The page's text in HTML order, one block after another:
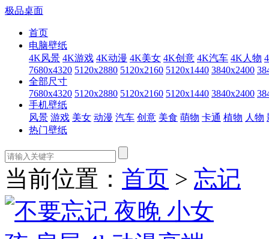
极品桌面
首页
电脑壁纸
4K风景 4K游戏 4K动漫 4K美女 4K创意 4K汽车 4K人物
7680x4320 5120x2880 5120x2160 5120x1440 3840x2400
全部尺寸
7680x4320 5120x2880 5120x2160 5120x1440 3840x2400
手机壁纸
风景 游戏 美女 动漫 汽车 创意 美食 萌物 卡通 植物 人物
热门壁纸
当前位置： 首页 > 忘记